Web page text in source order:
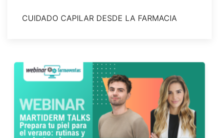
CUIDADO CAPILAR DESDE LA FARMACIA